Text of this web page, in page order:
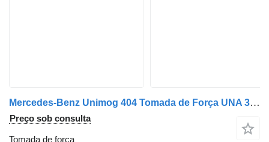
Mercedes-Benz Unimog 404 Tomada de Força UNA 3/40G UNA3/40G para camião
Preço sob consulta
Tomada de força